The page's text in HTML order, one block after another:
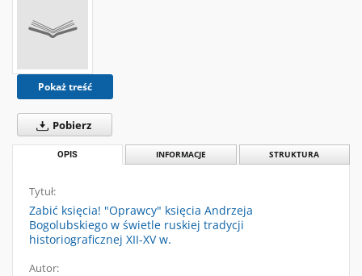
Pokaż treść
Pobierz
OPIS INFORMACJE STRUKTURA
Tytuł:
Zabić księcia! "Oprawcy" księcia Andrzeja
Bogolubskiego w świetle ruskiej tradycji
historiograficznej XII-XV w.
Autor: